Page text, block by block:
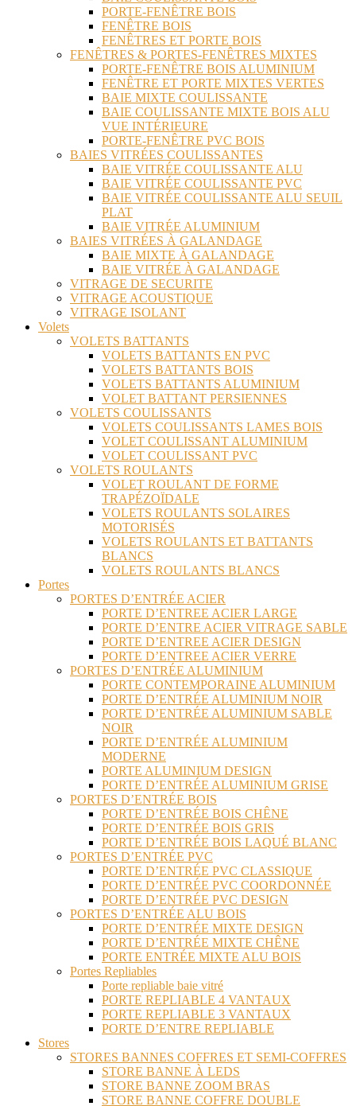
PORTE-FENÊTRE BOIS
FENÊTRE BOIS
FENÊTRES ET PORTE BOIS
FENÊTRES & PORTES-FENÊTRES MIXTES
PORTE-FENÊTRE BOIS ALUMINIUM
FENÊTRE ET PORTE MIXTES VERTES
BAIE MIXTE COULISSANTE
BAIE COULISSANTE MIXTE BOIS ALU
VUE INTÉRIEURE
PORTE-FENÊTRE PVC BOIS
BAIES VITRÉES COULISSANTES
BAIE VITRÉE COULISSANTE ALU
BAIE VITRÉE COULISSANTE PVC
BAIE VITRÉE COULISSANTE ALU SEUIL
PLAT
BAIE VITRÉE ALUMINIUM
BAIES VITRÉES À GALANDAGE
BAIE MIXTE À GALANDAGE
BAIE VITRÉE À GALANDAGE
VITRAGE DE SECURITE
VITRAGE ACOUSTIQUE
VITRAGE ISOLANT
Volets
VOLETS BATTANTS
VOLETS BATTANTS EN PVC
VOLETS BATTANTS BOIS
VOLETS BATTANTS ALUMINIUM
VOLET BATTANT PERSIENNES
VOLETS COULISSANTS
VOLETS COULISSANTS LAMES BOIS
VOLET COULISSANT ALUMINIUM
VOLET COULISSANT PVC
VOLETS ROULANTS
VOLET ROULANT DE FORME
TRAPÉZOÏDALE
VOLETS ROULANTS SOLAIRES
MOTORISÉS
VOLETS ROULANTS ET BATTANTS
BLANCS
VOLETS ROULANTS BLANCS
Portes
PORTES D’ENTRÉE ACIER
PORTE D’ENTREE ACIER LARGE
PORTE D’ENTRE ACIER VITRAGE SABLE
PORTE D’ENTREE ACIER DESIGN
PORTE D’ENTREE ACIER VERRE
PORTES D’ENTRÉE ALUMINIUM
PORTE CONTEMPORAINE ALUMINIUM
PORTE D’ENTRÉE ALUMINIUM NOIR
PORTE D’ENTRÉE ALUMINIUM SABLE
NOIR
PORTE D’ENTRÉE ALUMINIUM
MODERNE
PORTE ALUMINIUM DESIGN
PORTE D’ENTRÉE ALUMINIUM GRISE
PORTES D’ENTRÉE BOIS
PORTE D’ENTRÉE BOIS CHÊNE
PORTE D’ENTRÉE BOIS GRIS
PORTE D’ENTRÉE BOIS LAQUÉ BLANC
PORTES D’ENTRÉE PVC
PORTE D’ENTRÉE PVC CLASSIQUE
PORTE D’ENTRÉE PVC COORDONNÉE
PORTE D’ENTRÉE PVC DESIGN
PORTES D’ENTRÉE ALU BOIS
PORTE D’ENTRÉE MIXTE DESIGN
PORTE D’ENTRÉE MIXTE CHÊNE
PORTE ENTRÉE MIXTE ALU BOIS
Portes Repliables
Porte repliable baie vitré
PORTE REPLIABLE 4 VANTAUX
PORTE REPLIABLE 3 VANTAUX
PORTE D’ENTRE REPLIABLE
Stores
STORES BANNES COFFRES ET SEMI-COFFRES
STORE BANNE À LEDS
STORE BANNE ZOOM BRAS
STORE BANNE COFFRE DOUBLE